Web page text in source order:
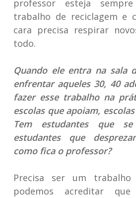
professor esteja
trabalho de reciclagem e
cara precisa respirar
todo.
Quando ele entra na sala
enfrentar aqueles 30, 40
fazer esse trabalho na
escolas que apoiam,
Tem estudantes que
estudantes que
como fica o professor?
Precisa ser um trabalho
podemos acreditar